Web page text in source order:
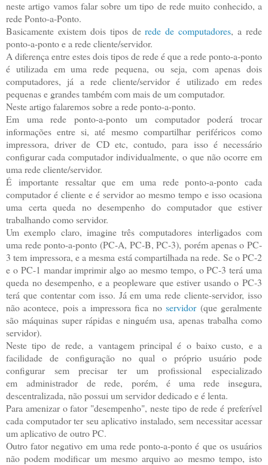
neste artigo vamos falar sobre um tipo de rede muito conhecido, a
rede Ponto-a-Ponto.
Basicamente existem dois tipos derede de computadores, a rede
ponto-a-ponto e a rede cliente/servidor.
A diferença entre estes dois tipos de rede é que a rede ponto-a-ponto
é utilizada em uma rede pequena, ou seja, com apenas dois
computadores, já a rede cliente/servidor é utilizado em redes
pequenas e grandes também com mais de um computador.
Neste artigo falaremos sobre a rede ponto-a-ponto.
Em uma rede ponto-a-ponto um computador poderá trocar
informações entre si, até mesmo compartilhar periféricos como
impressora, driver de CD etc, contudo, para isso é necessário
configurar cada computador individualmente, o que não ocorre em
uma rede cliente/servidor.
É importante ressaltar que em uma rede ponto-a-ponto cada
computador é cliente e é servidor ao mesmo tempo e isso ocasiona
uma certa queda no desempenho do computador que estiver
trabalhando como servidor.
Um exemplo claro, imagine três computadores interligados com
uma rede ponto-a-ponto (PC-A, PC-B, PC-3), porém apenas o PC-
3 tem impressora, e a mesma está compartilhada na rede. Se o PC-2
e o PC-1 mandar imprimir algo ao mesmo tempo, o PC-3 terá uma
queda no desempenho, e a peopleware que estiver usando o PC-3
terá que contentar com isso. Já em uma rede cliente-servidor, isso
não acontece, pois a impressora fica noservidor(que geralmente
são máquinas super rápidas e ninguém usa, apenas trabalha como
servidor).
Neste tipo de rede, a vantagem principal é o baixo custo, e a
facilidade de configuração no qual o próprio usuário pode
configurar sem precisar ter um profissional especializado
em administrador de rede, porém, é uma rede insegura,
descentralizada, não possui um servidor dedicado e é lenta.
Para amenizar o fator "desempenho", neste tipo de rede é preferível
cada computador ter seu aplicativo instalado, sem necessitar acessar
um aplicativo de outro PC.
Outro fator negativo em uma rede ponto-a-ponto é que os usuários
não podem modificar um mesmo arquivo ao mesmo tempo, isto